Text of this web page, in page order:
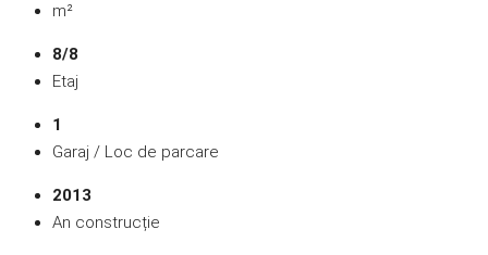
m²
8/8
Etaj
1
Garaj / Loc de parcare
2013
An construcție